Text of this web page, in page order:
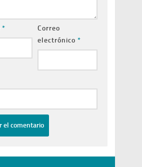
*
Correo
electrónico *